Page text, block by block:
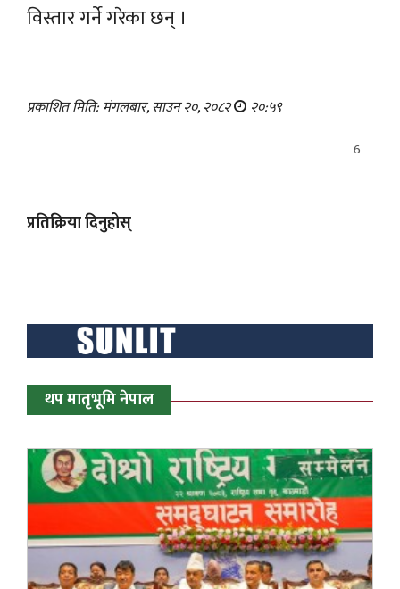
विस्तार गर्ने गरेका छन् ।
प्रकाशित मिति: मंगलबार, साउन २०, २०८२ २०:५९
6
प्रतिक्रिया दिनुहोस्
थप मातृभूमि नेपाल